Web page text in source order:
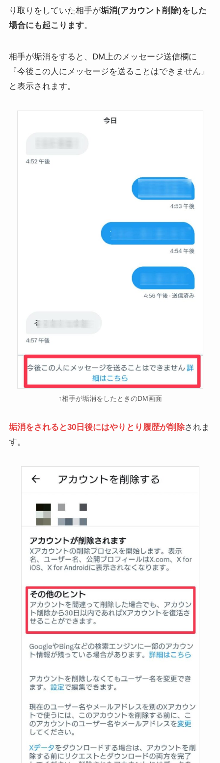
り取りをしていた相手が垢消(アカウント削除)をした
場合にも起こります。
相手が垢消をすると、DM上のメッセージ送信欄に
『今後この人にメッセージを送ることはできません』
と表示されます。
↑相手が垢消をしたときのDM画面
垢消をされると30日後にはやりとり履歴が削除されま
す。